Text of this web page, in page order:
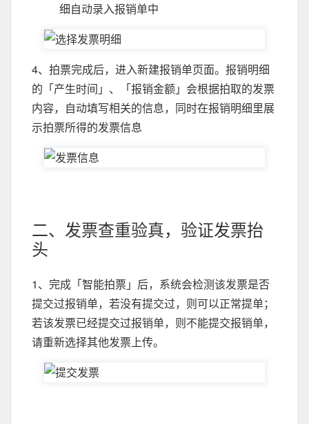
细自动录入报销单中
4、拍票完成后，进入新建报销单页面。报销明细
的「产生时间」、「报销金额」会根据拍取的发票
内容，自动填写相关的信息，同时在报销明细里展
示拍票所得的发票信息
二、发票查重验真，验证发票抬
头
1、完成「智能拍票」后，系统会检测该发票是否
提交过报销单，若没有提交过，则可以正常提单；
若该发票已经提交过报销单，则不能提交报销单，
请重新选择其他发票上传。